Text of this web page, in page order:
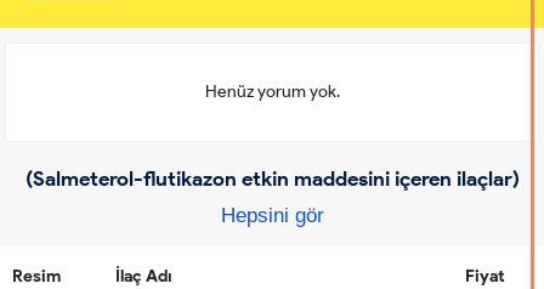
Henüz yorum yok.
(Salmeterol-flutikazon etkin maddesini içeren ilaçlar)
Hepsini gör
Resim İlaç Adı Fiyat